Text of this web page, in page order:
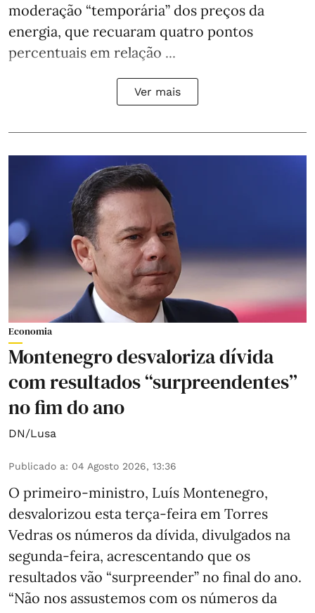
moderação “temporária” dos preços da
energia, que recuaram quatro pontos
percentuais em relação ...
Ver mais
Economia
Montenegro desvaloriza dívida
com resultados “surpreendentes”
no fim do ano
DN/Lusa
Publicado a: 04 Agosto 2026, 13:36
O primeiro-ministro, Luís Montenegro,
desvalorizou esta terça-feira em Torres
Vedras os números da dívida, divulgados na
segunda-feira, acrescentando que os
resultados vão “surpreender” no final do ano.
“Não nos assustemos com os números da